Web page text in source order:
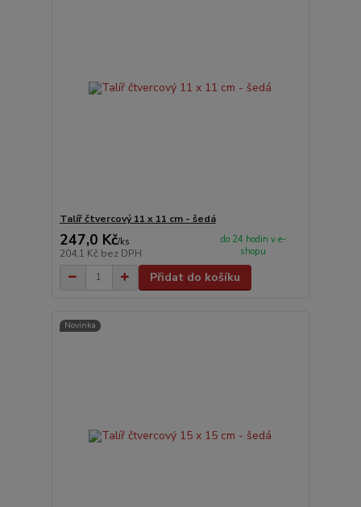
Talíř čtvercový 11 x 11 cm - šedá
247,0 Kč/ks
204,1 Kč bez DPH
do 24 hodin v e-
shopu
Přidat do košíku
Novinka